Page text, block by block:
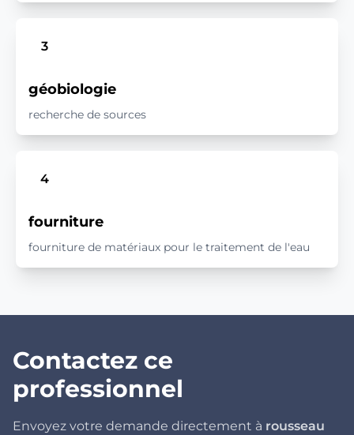
3
géobiologie
recherche de sources
4
fourniture
fourniture de matériaux pour le traitement de l'eau
Contactez ce
professionnel
Envoyez votre demande directement à rousseau